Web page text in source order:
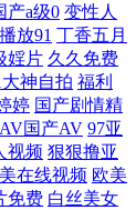
91给我女成人
载 美女又黄又爽
视 日韩久久 久
白丝美女足交 92
产a级0 变性人
放91 丁香五月
婬片 久久免费
大神自拍 福利
婷 国产剧情精
国产AV 97亚
视频 狠狠撸亚
在线视频 欧美
免费 白丝美女